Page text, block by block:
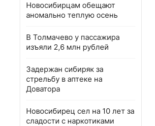
Новосибирцам обещают
аномально теплую осень
В Толмачево у пассажира
изъяли 2,6 млн рублей
Задержан сибиряк за
стрельбу в аптеке на
Доватора
Новосибирец сел на 10 лет за
сладости с наркотиками